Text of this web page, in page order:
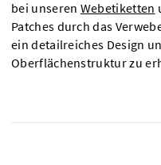
bei unseren Webetiketten
Patches durch das
ein detailreiches Design
Oberflächenstruktur zu